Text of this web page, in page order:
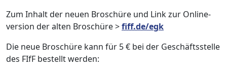
Zum Inhalt der neuen Broschüre und Link zur Online-
version der alten Broschüre >fiff.de/egk
Die neue Broschüre kann für 5 € bei der Geschäftsstelle
des FIfF bestellt werden: